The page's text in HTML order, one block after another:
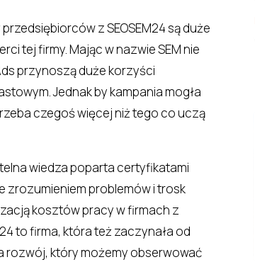
z SEOSEM24 są duże
tej firmy. Mając w nazwie SEM nie
przynoszą duże korzyści
Jednak by kampania mogła
czegoś więcej niż tego co uczą
wiedza poparta certyfikatami
zrozumieniem problemów i trosk
kosztów pracy w firmach z
to firma, która też zaczynała od
rozwój, który możemy obserwować